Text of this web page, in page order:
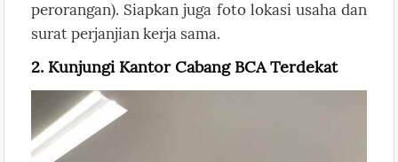
perorangan). Siapkan juga foto lokasi usaha dan
surat perjanjian kerja sama.
2. Kunjungi Kantor Cabang BCA Terdekat